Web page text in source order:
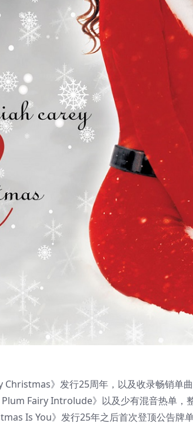
》发行25周年，以及收录畅销单
Fairy Introlude》以及少有混音热单，
Is You》发行25年之后首次登顶公告牌